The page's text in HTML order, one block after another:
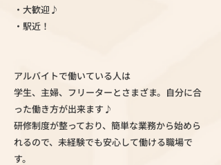
・大歓迎♪
・駅近！
アルバイトで働いている人は
学生、主婦、フリーターとさまざま。自分に合
った働き方が出来ます♪
研修制度が整っており、簡単な業務から始めら
れるので、未経験でも安心して働ける職場で
す。